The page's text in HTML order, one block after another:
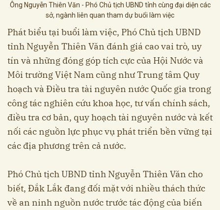
Ông Nguyễn Thiên Văn - Phó Chủ tịch UBND tỉnh cùng đại diện các
sở, ngành liên quan tham dự buổi làm việc
Phát biểu tại buổi làm việc, Phó Chủ tịch UBND
tỉnh Nguyễn Thiên Văn đánh giá cao vai trò, uy
tín và những đóng góp tích cực của Hội Nước và
Môi trường Việt Nam cũng như Trung tâm Quy
hoạch và Điều tra tài nguyên nước Quốc gia trong
công tác nghiên cứu khoa học, tư vấn chính sách,
điều tra cơ bản, quy hoạch tài nguyên nước và kết
nối các nguồn lực phục vụ phát triển bền vững tại
các địa phương trên cả nước.
Phó Chủ tịch UBND tỉnh Nguyễn Thiên Văn cho
biết, Đắk Lắk đang đối mặt với nhiều thách thức
về an ninh nguồn nước trước tác động của biến